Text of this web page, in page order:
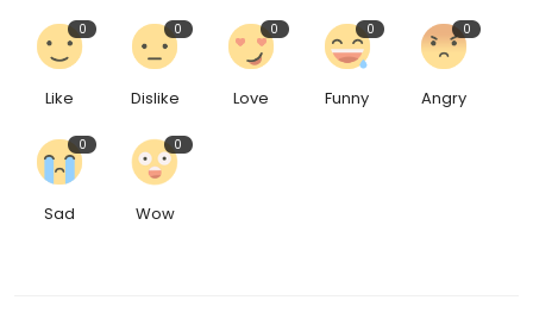
0
Like
0
Dislike
0
Love
0
Funny
0
Angry
0
Sad
0
Wow